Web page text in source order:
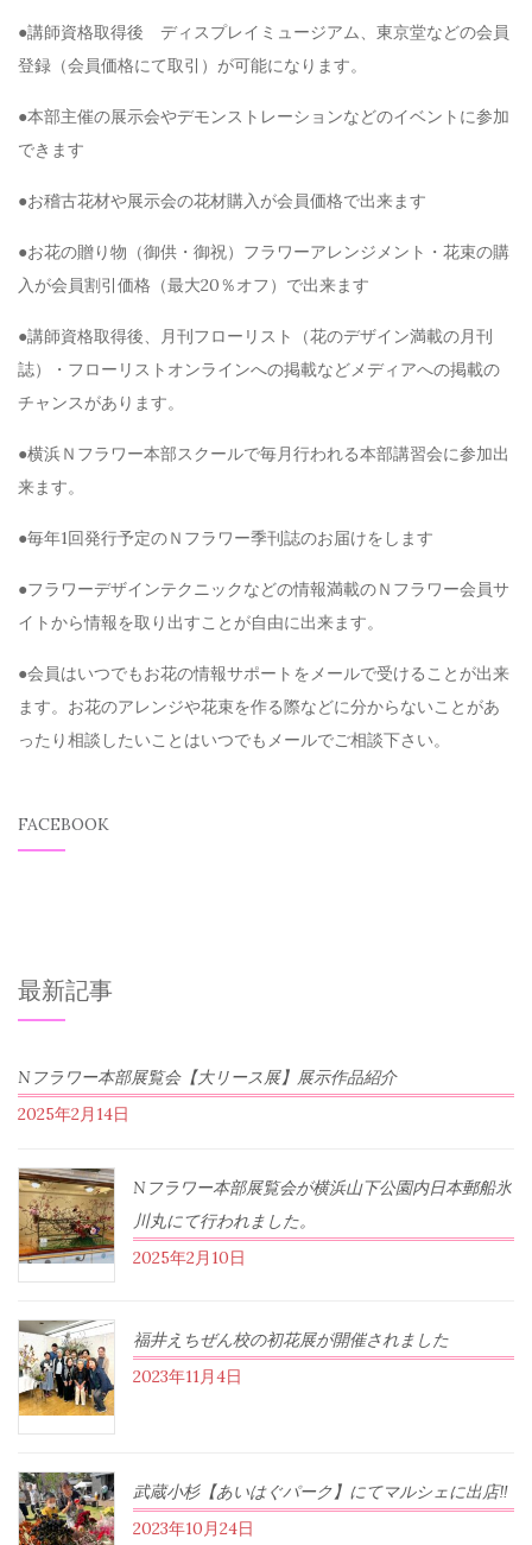
●講師資格取得後 ディスプレイミュージアム、東京堂などの会員
登録（会員価格にて取引）が可能になります。
●本部主催の展示会やデモンストレーションなどのイベントに参加
できます
●お稽古花材や展示会の花材購入が会員価格で出来ます
●お花の贈り物（御供・御祝）フラワーアレンジメント・花束の購
入が会員割引価格（最大20％オフ）で出来ます
●講師資格取得後、月刊フローリスト（花のデザイン満載の月刊
誌）・フローリストオンラインへの掲載などメディアへの掲載の
チャンスがあります。
●横浜Ｎフラワー本部スクールで毎月行われる本部講習会に参加出
来ます。
●毎年1回発行予定のＮフラワー季刊誌のお届けをします
●フラワーデザインテクニックなどの情報満載のＮフラワー会員サ
イトから情報を取り出すことが自由に出来ます。
●会員はいつでもお花の情報サポートをメールで受けることが出来
ます。お花のアレンジや花束を作る際などに分からないことがあ
ったり相談したいことはいつでもメールでご相談下さい。
FACEBOOK
最新記事
Nフラワー本部展覧会【大リース展】展示作品紹介
2025年2月14日
Nフラワー本部展覧会が横浜山下公園内日本郵船氷
川丸にて行われました。
2025年2月10日
福井えちぜん校の初花展が開催されました
2023年11月4日
武蔵小杉【あいはぐパーク】にてマルシェに出店‼︎
2023年10月24日